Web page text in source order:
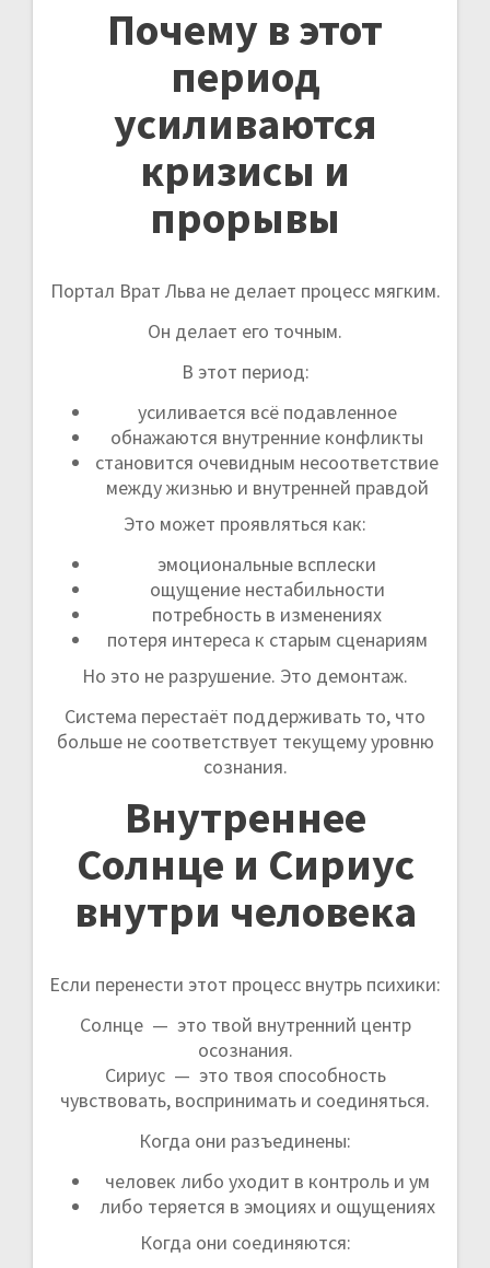
Почему в этот
период
усиливаются
кризисы и
прорывы
Портал Врат Льва не делает процесс мягким.
Он делает его точным.
В этот период:
усиливается всё подавленное
обнажаются внутренние конфликты
становится очевидным несоответствие
между жизнью и внутренней правдой
Это может проявляться как:
эмоциональные всплески
ощущение нестабильности
потребность в изменениях
потеря интереса к старым сценариям
Но это не разрушение. Это демонтаж.
Система перестаёт поддерживать то, что
больше не соответствует текущему уровню
сознания.
Внутреннее
Солнце и Сириус
внутри человека
Если перенести этот процесс внутрь психики:
Солнце — это твой внутренний центр
осознания.
Сириус — это твоя способность
чувствовать, воспринимать и соединяться.
Когда они разъединены:
человек либо уходит в контроль и ум
либо теряется в эмоциях и ощущениях
Когда они соединяются: